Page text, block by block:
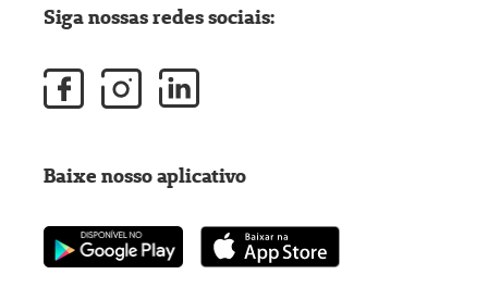
Siga nossas redes sociais:
Baixe nosso aplicativo